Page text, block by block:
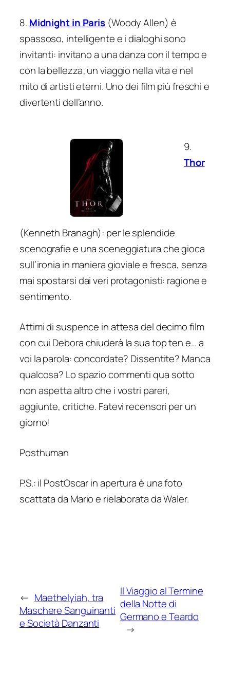
8. Midnight in Paris (Woody Allen) è
spassoso, intelligente e i dialoghi sono
invitanti: invitano a una danza con il tempo e
con la bellezza; un viaggio nella vita e nel
mito di artisti eterni. Uno dei film più freschi e
divertenti dell’anno.
9.
Thor
(Kenneth Branagh): per le splendide
scenografie e una sceneggiatura che gioca
sull’ironia in maniera gioviale e fresca, senza
mai spostarsi dai veri protagonisti: ragione e
sentimento.
Attimi di suspence in attesa del decimo film
con cui Debora chiuderà la sua top ten e… a
voi la parola: concordate? Dissentite? Manca
qualcosa? Lo spazio commenti qua sotto
non aspetta altro che i vostri pareri,
aggiunte, critiche. Fatevi recensori per un
giorno!
Posthuman
P.S.: il PostOscarin apertura è una foto
scattata da Mario e rielaborata da Waler.
← Maethelyiah, tra
Maschere Sanguinanti
e Società Danzanti
Il Viaggio al Termine
della Notte di
Germano e Teardo
→